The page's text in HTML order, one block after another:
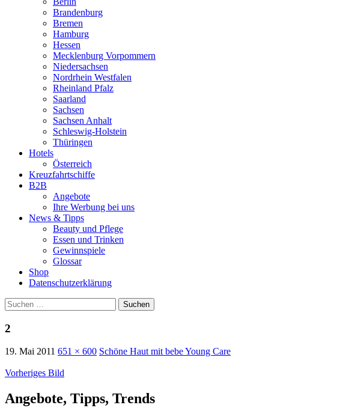
Brandenburg
Bremen
Hamburg
Hessen
Mecklenburg Vorpommern
Niedersachsen
Nordrhein Westfalen
Rheinland Pfalz
Saarland
Sachsen
Sachsen Anhalt
Schleswig-Holstein
Thüringen
Hotels
Österreich
Kreuzfahrtschiffe
B2B
Angebote
Ihre Werbung bei uns
News & Tipps
Beauty und Pflege
Essen und Trinken
Gewinnspiele
Glossar
Shop
Datenschutzerklärung
Suchen
nach:
2
19. Mai 2011 651 × 600 Schöne Haut mit bebe Young Care
Vorheriges Bild
Angebote, Tipps, Trends